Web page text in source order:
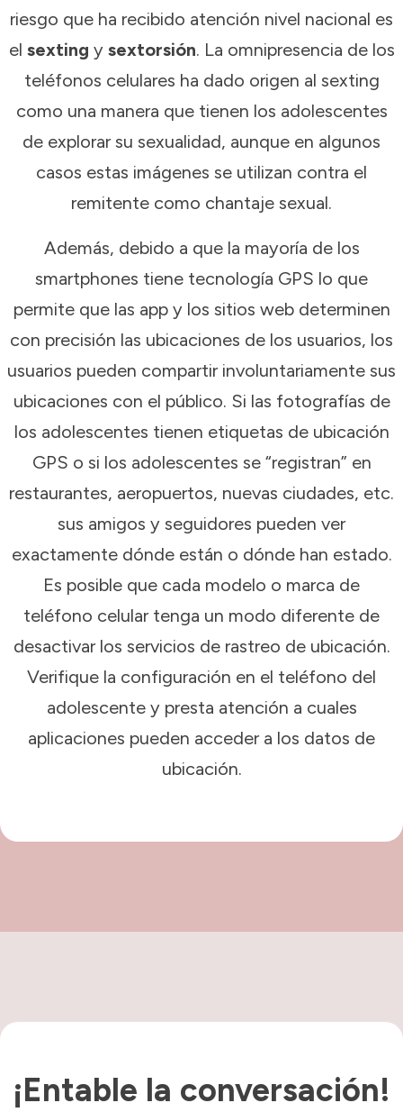
riesgo que ha recibido atención nivel nacional es
el sexting y sextorsión. La omnipresencia de los
teléfonos celulares ha dado origen al sexting
como una manera que tienen los adolescentes
de explorar su sexualidad, aunque en algunos
casos estas imágenes se utilizan contra el
remitente como chantaje sexual.
Además, debido a que la mayoría de los
smartphones tiene tecnología GPS lo que
permite que las app y los sitios web determinen
con precisión las ubicaciones de los usuarios, los
usuarios pueden compartir involuntariamente sus
ubicaciones con el público. Si las fotografías de
los adolescentes tienen etiquetas de ubicación
GPS o si los adolescentes se “registran” en
restaurantes, aeropuertos, nuevas ciudades, etc.
sus amigos y seguidores pueden ver
exactamente dónde están o dónde han estado.
Es posible que cada modelo o marca de
teléfono celular tenga un modo diferente de
desactivar los servicios de rastreo de ubicación.
Verifique la configuración en el teléfono del
adolescente y presta atención a cuales
aplicaciones pueden acceder a los datos de
ubicación.
¡Entable la conversación!